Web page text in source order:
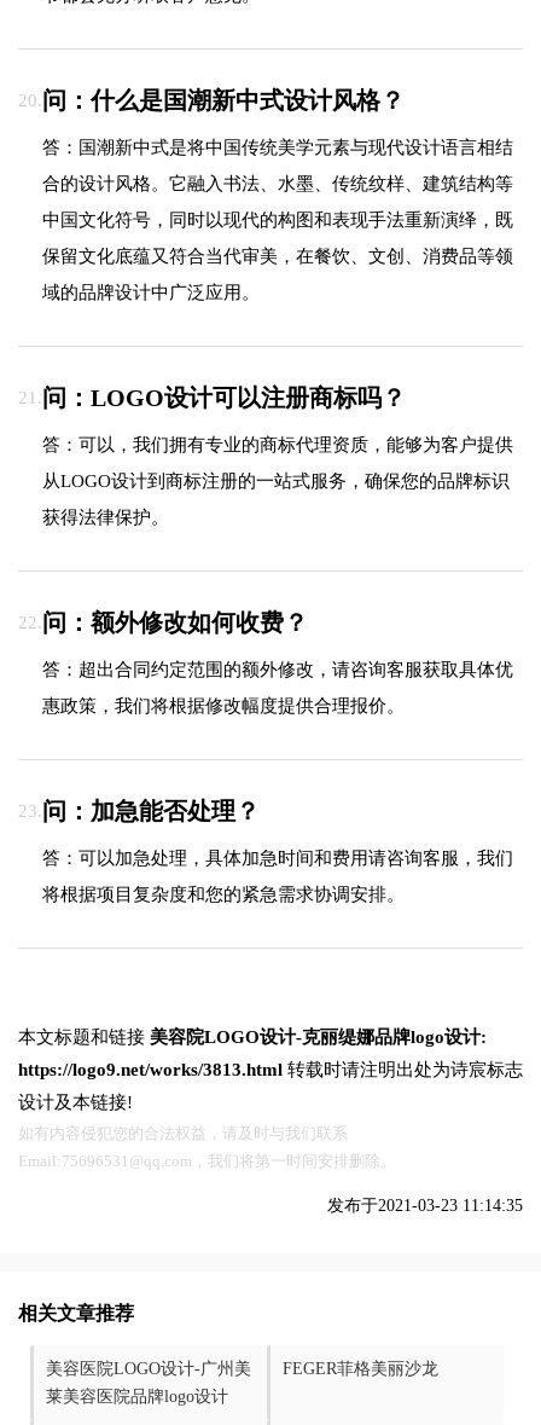
20.问：什么是国潮新中式设计风格？
答：国潮新中式是将中国传统美学元素与现代设计语言相结
合的设计风格。它融入书法、水墨、传统纹样、建筑结构等
中国文化符号，同时以现代的构图和表现手法重新演绎，既
保留文化底蕴又符合当代审美，在餐饮、文创、消费品等领
域的品牌设计中广泛应用。
21.问：LOGO设计可以注册商标吗？
答：可以，我们拥有专业的商标代理资质，能够为客户提供
从LOGO设计到商标注册的一站式服务，确保您的品牌标识
获得法律保护。
22.问：额外修改如何收费？
答：超出合同约定范围的额外修改，请咨询客服获取具体优
惠政策，我们将根据修改幅度提供合理报价。
23.问：加急能否处理？
答：可以加急处理，具体加急时间和费用请咨询客服，我们
将根据项目复杂度和您的紧急需求协调安排。
本文标题和链接 美容院LOGO设计-克丽缇娜品牌logo设计:
https://logo9.net/works/3813.html 转载时请注明出处为诗宸标志
设计及本链接!
如有内容侵犯您的合法权益，请及时与我们联系
Email:75696531@qq.com，我们将第一时间安排删除。
发布于2021-03-23 11:14:35
相关文章推荐
美容医院LOGO设计-广州美
莱美容医院品牌logo设计
FEGER菲格美丽沙龙